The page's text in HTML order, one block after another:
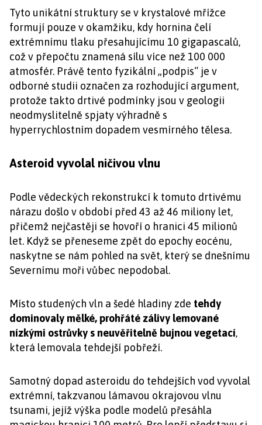
Tyto unikátní struktury se v krystalové mřížce
formují pouze v okamžiku, kdy hornina čelí
extrémnímu tlaku přesahujícímu 10 gigapascalů,
což v přepočtu znamená sílu více než 100 000
atmosfér. Právě tento fyzikální „podpis“ je v
odborné studii označen za rozhodující argument,
protože takto drtivé podmínky jsou v geologii
neodmyslitelně spjaty výhradně s
hyperrychlostním dopadem vesmírného tělesa.
Asteroid vyvolal ničivou vlnu
Podle vědeckých rekonstrukcí k tomuto drtivému
nárazu došlo v období před 43 až 46 miliony let,
přičemž nejčastěji se hovoří o hranici 45 milionů
let. Když se přeneseme zpět do epochy eocénu,
naskytne se nám pohled na svět, který se dnešnímu
Severnímu moři vůbec nepodobal.
Místo studených vln a šedé hladiny zde tehdy
dominovaly mělké, prohřáté zálivy lemované
nízkými ostrůvky s neuvěřitelně bujnou vegetací,
která lemovala tehdejší pobřeží.
Samotný dopad asteroidu do tehdejších vod vyvolal
extrémní, takzvanou lámavou okrajovou vlnu
tsunami, jejíž výška podle modelů přesáhla